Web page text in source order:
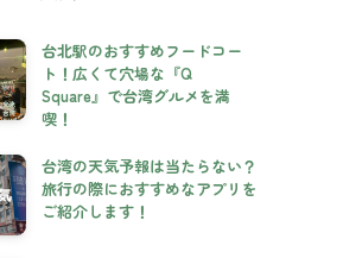
台北駅のおすすめフードコー
ト！広くて穴場な『Q
Square』で台湾グルメを満
喫！
台湾の天気予報は当たらない？
旅行の際におすすめなアプリを
ご紹介します！